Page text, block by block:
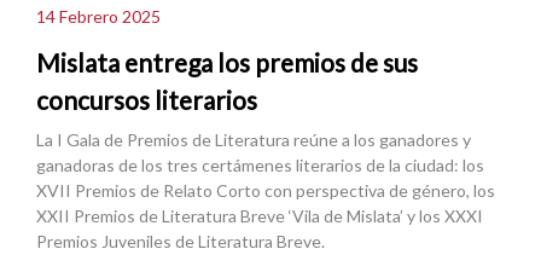
14 Febrero 2025
Mislata entrega los premios de sus
concursos literarios
La I Gala de Premios de Literatura reúne a los ganadores y
ganadoras de los tres certámenes literarios de la ciudad: los
XVII Premios de Relato Corto con perspectiva de género, los
XXII Premios de Literatura Breve ‘Vila de Mislata’ y los XXXI
Premios Juveniles de Literatura Breve.